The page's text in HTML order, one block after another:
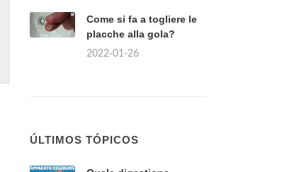
Come si fa a togliere le
placche alla gola?
2022-01-26
ÚLTIMOS TÓPICOS